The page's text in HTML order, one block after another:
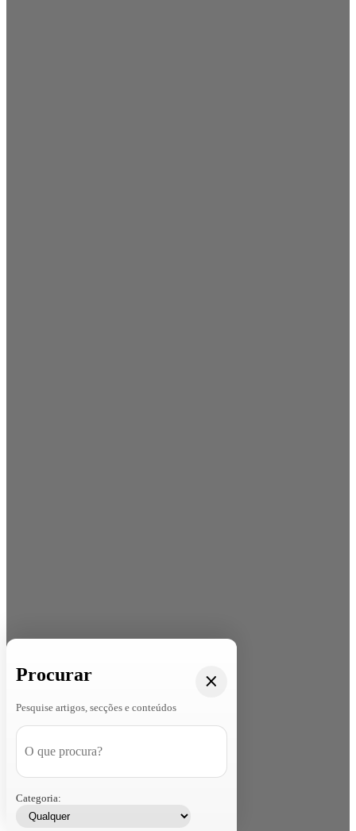
Procurar
Pesquise artigos, secções e conteúdos
Categoria: